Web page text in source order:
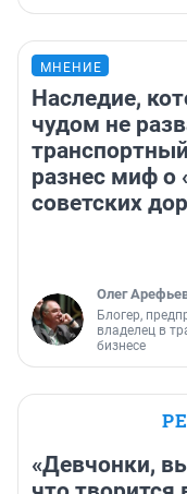
МНЕНИЕ
Наследие,
чудом не
разнес миф о
советских
Олег
Блогер,
владелец в
бизнесе
«Девчонки,